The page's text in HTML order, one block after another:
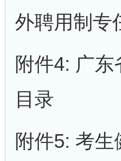
外聘用制专
附件4: 广
目录
附件5: 考